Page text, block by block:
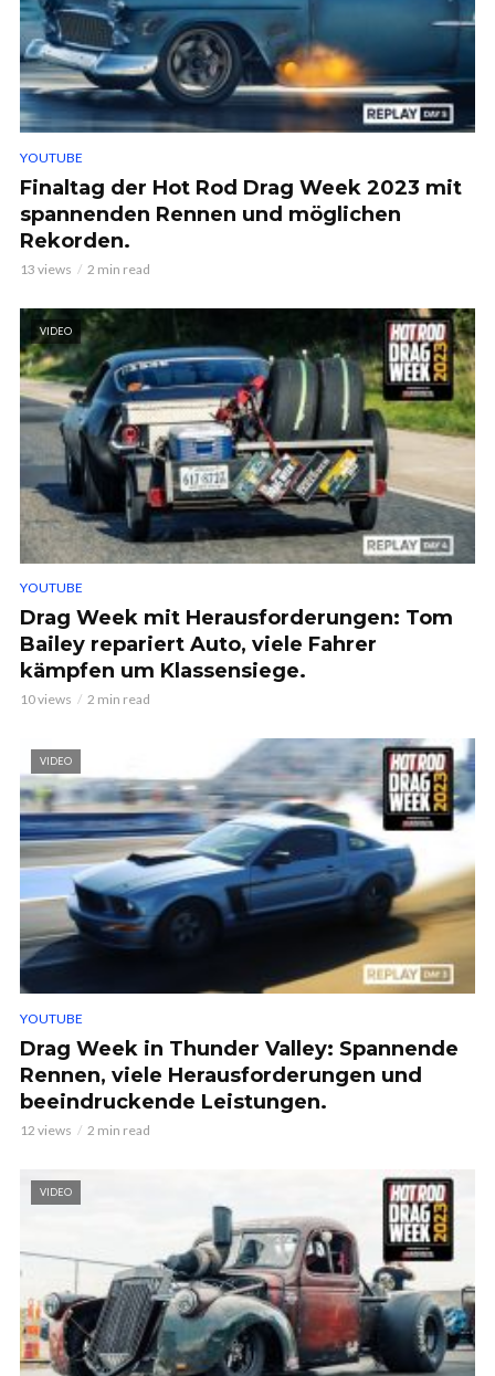
YOUTUBE
Finaltag der Hot Rod Drag Week 2023 mit
spannenden Rennen und möglichen
Rekorden.
13 views 2 min read
VIDEO
YOUTUBE
Drag Week mit Herausforderungen: Tom
Bailey repariert Auto, viele Fahrer
kämpfen um Klassensiege.
10 views 2 min read
VIDEO
YOUTUBE
Drag Week in Thunder Valley: Spannende
Rennen, viele Herausforderungen und
beeindruckende Leistungen.
12 views 2 min read
VIDEO